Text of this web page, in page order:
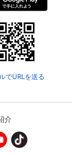
でURLを送る
介